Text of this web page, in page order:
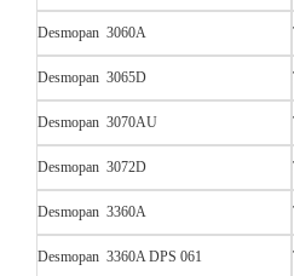
Desmopan 3060A
Desmopan 3065D
Desmopan 3070AU
Desmopan 3072D
Desmopan 3360A
Desmopan 3360A DPS 061